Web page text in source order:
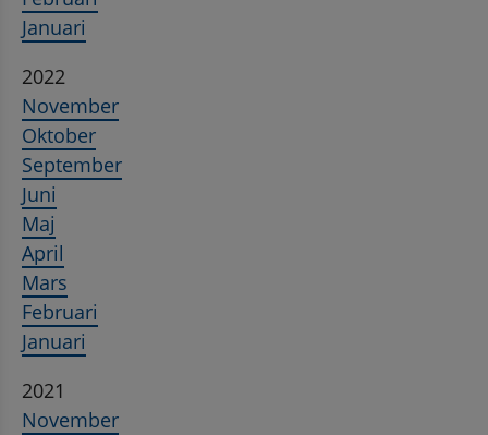
Januari
2022
November
Oktober
September
Juni
Maj
April
Mars
Februari
Januari
2021
November